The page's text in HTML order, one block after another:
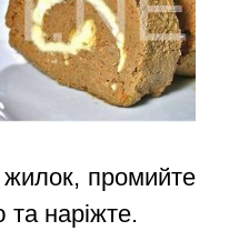
жилок, промийте
наріжте.